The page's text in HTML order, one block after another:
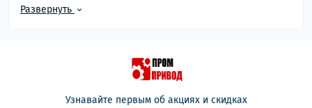
скорости вращения в различных промышленных
эффективную и надежную работу. Если вам нужен
мощный и долговечный редуктор,
Развернуть
Узнавайте первым об акциях и скидках